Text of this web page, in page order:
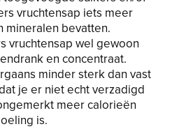
vruchtensap iets meer
mineralen bevatten.
vruchtensap wel gewoon
en concentraat.
minder sterk dan vast
je er niet echt verzadigd
meer calorieën
is.